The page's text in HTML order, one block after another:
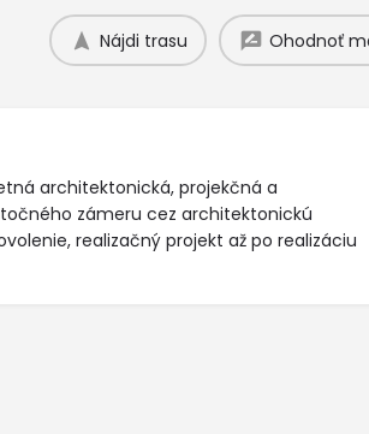
Nájdi trasu Ohodnoť
architektonická, projekčná a
zámeru cez architektonickú
realizačný projekt až po realizáciu